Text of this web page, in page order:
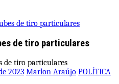
de tiro particulares
de tiro particulares
2023 Marlon Araújo POLÍTICA